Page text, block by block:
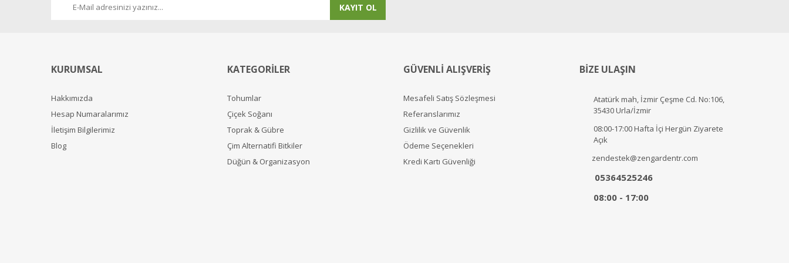
KAYIT OL
KURUMSAL
Hakkımızda
Hesap Numaralarımız
İletişim Bilgilerimiz
Blog
KATEGORİLER
Tohumlar
Çiçek Soğanı
Toprak & Gübre
Çim Alternatifi Bitkiler
Düğün & Organizasyon
GÜVENLİ ALIŞVERİŞ
Mesafeli Satış Sözleşmesi
Referanslarımız
Gizlilik ve Güvenlik
Ödeme Seçenekleri
Kredi Kartı Güvenliği
BİZE ULAŞIN
Atatürk mah, İzmir Çeşme Cd. No:106,
35430 Urla/İzmir
08:00-17:00 Hafta İçi Hergün Ziyarete
Açık
zendestek@zengardentr.com
05364525246
08:00 - 17:00